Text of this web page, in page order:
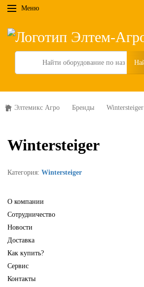
Меню
Search
Элтемикс Агро Бренды Wintersteiger
Wintersteiger
Категория: Wintersteiger
О компании
Сотрудничество
Новости
Доставка
Как купить?
Сервис
Контакты